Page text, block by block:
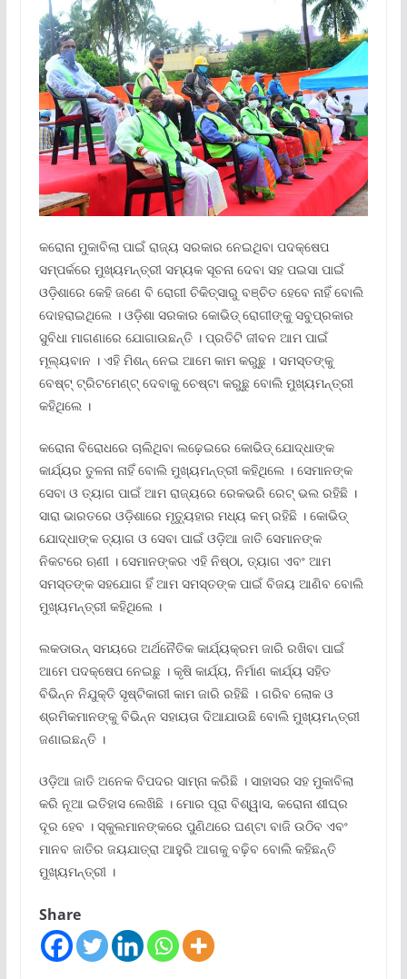
କରୋନା ମୁକାବିଲା ପାଇଁ ରାଜ୍ୟ ସରକାର ନେଇଥିବା ପଦକ୍ଷେପ
ସମ୍ପର୍କରେ ମୁଖ୍ୟମନ୍ତ୍ରୀ ସମ୍ୟକ ସୂଚନା ଦେବା ସହ ପଇସା ପାଇଁ
ଓଡ଼ିଶାରେ କେହି ଜଣେ ବି ରୋଗୀ ଚିକିତ୍ସାରୁ ବଞ୍ଚିତ ହେବେ ନାହିଁ ବୋଲି
ଦୋହରାଇଥିଲେ । ଓଡ଼ିଶା ସରକାର କୋଭିଡ୍ ରୋଗୀଙ୍କୁ ସବୁପ୍ରକାର
ସୁବିଧା ମାଗଣାରେ ଯୋଗାଉଛନ୍ତି । ପ୍ରତିଟି ଜୀବନ ଆମ ପାଇଁ
ମୂଲ୍ୟବାନ । ଏହି ମିଶନ୍ ନେଇ ଆମେ କାମ କରୁଛୁ । ସମସ୍ତଙ୍କୁ
ବେଷ୍ଟ୍ ଟ୍ରିଟମେଣ୍ଟ୍ ଦେବାକୁ ଚେଷ୍ଟା କରୁଛୁ ବୋଲି ମୁଖ୍ୟମନ୍ତ୍ରୀ
କହିଥିଲେ ।
କରୋନା ବିରୋଧରେ ଚାଲିଥିବା ଲଢ଼େଇରେ କୋଭିଡ୍ ଯୋଦ୍ଧାଙ୍କ
କାର୍ଯ୍ୟର ତୁଳନା ନାହିଁ ବୋଲି ମୁଖ୍ୟମନ୍ତ୍ରୀ କହିଥିଲେ । ସେମାନଙ୍କ
ସେବା ଓ ତ୍ୟାଗ ପାଇଁ ଆମ ରାଜ୍ୟରେ ରେକଭରି ରେଟ୍ ଭଲ ରହିଛି ।
ସାରା ଭାରତରେ ଓଡ଼ିଶାରେ ମୃତ୍ୟୁହାର ମଧ୍ୟ କମ୍ ରହିଛି । କୋଭିଡ୍
ଯୋଦ୍ଧାଙ୍କ ତ୍ୟାଗ ଓ ସେବା ପାଇଁ ଓଡ଼ିଆ ଜାତି ସେମାନଙ୍କ
ନିକଟରେ ଋଣୀ । ସେମାନଙ୍କର ଏହି ନିଷ୍ଠା, ତ୍ୟାଗ ଏବଂ ଆମ
ସମସ୍ତଙ୍କ ସହଯୋଗ ହିଁ ଆମ ସମସ୍ତଙ୍କ ପାଇଁ ବିଜୟ ଆଣିବ ବୋଲି
ମୁଖ୍ୟମନ୍ତ୍ରୀ କହିଥିଲେ ।
ଲକଡାଉନ୍ ସମୟରେ ଅର୍ଥନୈତିକ କାର୍ଯ୍ୟକ୍ରମ ଜାରି ରଖିବା ପାଇଁ
ଆମେ ପଦକ୍ଷେପ ନେଇଛୁ । କୃଷି କାର୍ଯ୍ୟ, ନିର୍ମାଣ କାର୍ଯ୍ୟ ସହିତ
ବିଭିନ୍ନ ନିଯୁକ୍ତି ସୃଷ୍ଟିକାରୀ କାମ ଜାରି ରହିଛି । ଗରିବ ଲୋକ ଓ
ଶ୍ରମିକମାନଙ୍କୁ ବିଭିନ୍ନ ସହାୟତା ଦିଆଯାଉଛି ବୋଲି ମୁଖ୍ୟମନ୍ତ୍ରୀ
ଜଣାଇଛନ୍ତି ।
ଓଡ଼ିଆ ଜାତି ଅନେକ ବିପଦର ସାମ୍ନା କରିଛି । ସାହାସର ସହ ମୁକାବିଲା
କରି ନୂଆ ଇତିହାସ ଲେଖିଛି । ମୋର ପୂରା ବିଶ୍ୱାସ, କରୋନା ଶୀଘ୍ର
ଦୂର ହେବ । ସ୍କୁଲମାନଙ୍କରେ ପୁଣିଥରେ ଘଣ୍ଟା ବାଜି ଉଠିବ ଏବଂ
ମାନବ ଜାତିର ଜୟଯାତ୍ରା ଆହୁରି ଆଗକୁ ବଢ଼ିବ ବୋଲି କହିଛନ୍ତି
ମୁଖ୍ୟମନ୍ତ୍ରୀ ।
Share